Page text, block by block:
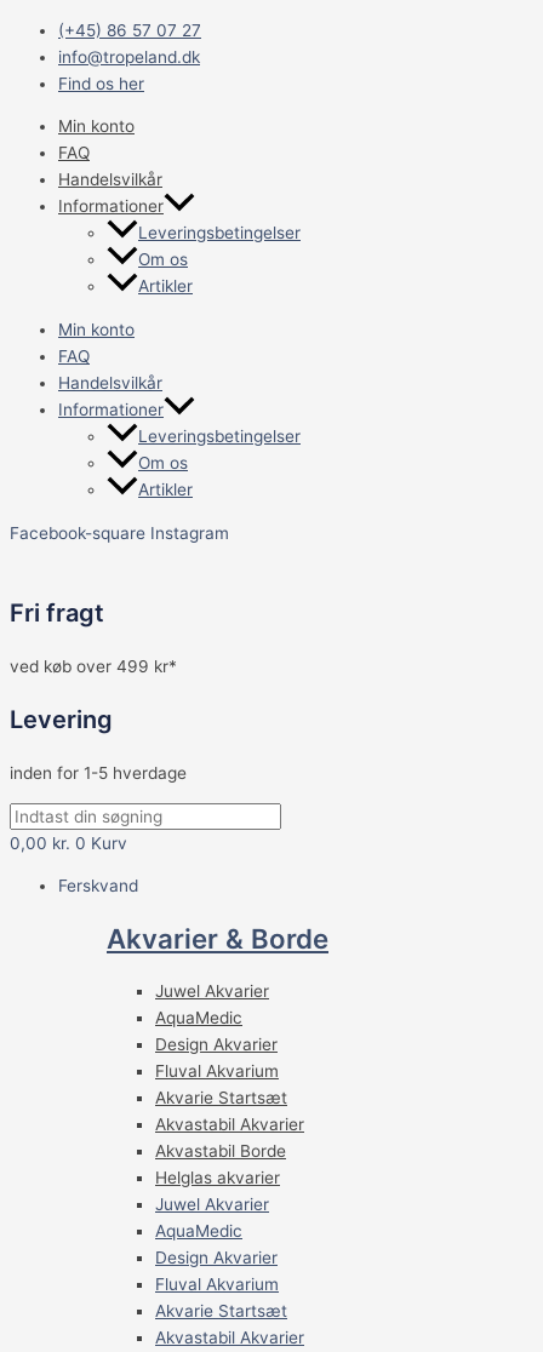
indholdet
(+45) 86 57 07 27
info@tropeland.dk
Find os her
Min konto
FAQ
Handelsvilkår
Informationer
Leveringsbetingelser
Om os
Artikler
Min konto
FAQ
Handelsvilkår
Informationer
Leveringsbetingelser
Om os
Artikler
Facebook-square Instagram
Fri fragt
ved køb over 499 kr*
Levering
inden for 1-5 hverdage
0,00 kr. 0 Kurv
Menu
Ferskvand
Akvarier & Borde
Juwel Akvarier
AquaMedic
Design Akvarier
Fluval Akvarium
Akvarie Startsæt
Akvastabil Akvarier
Akvastabil Borde
Helglas akvarier
Juwel Akvarier
AquaMedic
Design Akvarier
Fluval Akvarium
Akvarie Startsæt
Akvastabil Akvarier